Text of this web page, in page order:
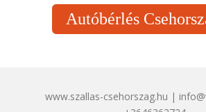
Autóbérlés
www.szallas-csehorszag.hu |